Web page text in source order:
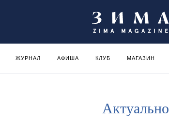
ЖУРНАЛ АФИША КЛУБ МАГАЗИН
Актуально